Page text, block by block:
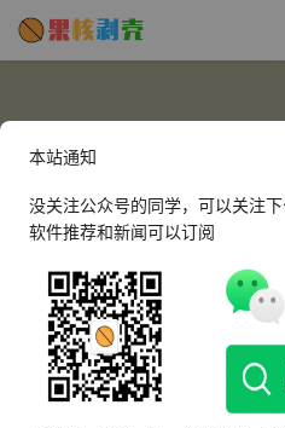
这个人很懒，什
本站通知
没关注公众号的同学，可以关注
软件推荐和新闻可以订阅